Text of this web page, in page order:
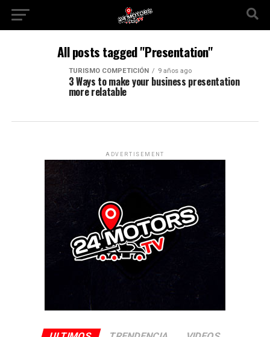
All posts tagged "Presentation"
TURISMO COMPETICIÓN 9 años ago
3 Ways to make your business presentation
more relatable
ADVERTISEMENT